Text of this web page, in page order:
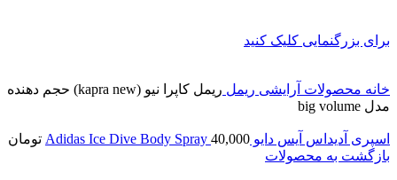
برای بزرگنمایی کلیک کنید
خانه محصولات آرایشی ریمل
ریمل کاپرا نیو (kapra new) حجم دهنده
مدل big volume
اسپری آدیداس آیس دایو Adidas Ice Dive Body Spray 40,000
تومان
بازگشت به محصولات